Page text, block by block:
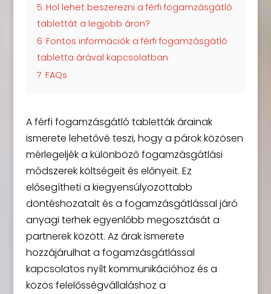
5 Hol lehet beszerezni a férfi fogamzásgátló
tablettát a legjobb áron?
6 Fontos információk a férfi fogamzásgátló
tabletta árával kapcsolatban
7 FAQs
A férfi fogamzásgátló tabletták árainak
ismerete lehetővé teszi, hogy a párok közösen
mérlegeljék a különböző fogamzásgátlási
módszerek költségeit és előnyeit. Ez
elősegítheti a kiegyensúlyozottabb
döntéshozatalt és a fogamzásgátlással járó
anyagi terhek egyenlőbb megosztását a
partnerek között. Az árak ismerete
hozzájárulhat a fogamzásgátlással
kapcsolatos nyílt kommunikációhoz és a
közös felelősségvállaláshoz a